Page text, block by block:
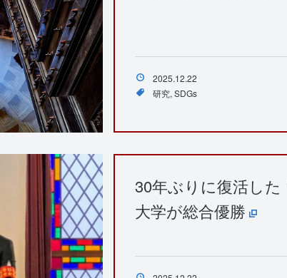
2025.12.22
研究 SDGs
30年ぶりに復活し
大学が総合優勝